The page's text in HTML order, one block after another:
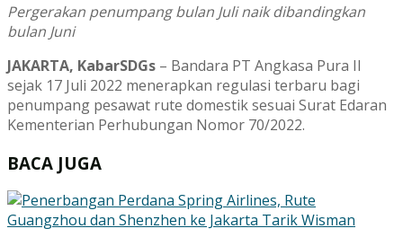
Pergerakan penumpang bulan Juli naik dibandingkan
bulan Juni
JAKARTA, KabarSDGs – Bandara PT Angkasa Pura II
sejak 17 Juli 2022 menerapkan regulasi terbaru bagi
penumpang pesawat rute domestik sesuai Surat Edaran
Kementerian Perhubungan Nomor 70/2022.
BACA JUGA